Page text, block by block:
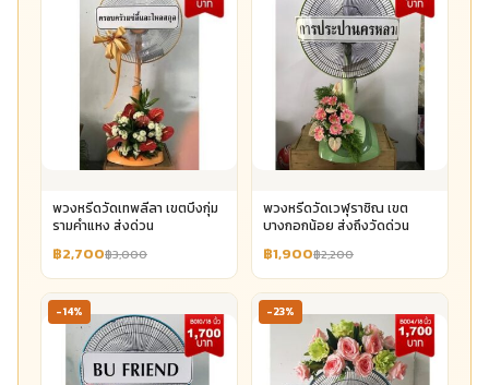
พวงหรีดวัดเทพลีลา เขตบึงกุ่ม
รามคำแหง ส่งด่วน
฿2,700฿3,000
พวงหรีดวัดเวฬุราชิณ เขต
บางกอกน้อย ส่งถึงวัดด่วน
฿1,900฿2,200
-14% -23%